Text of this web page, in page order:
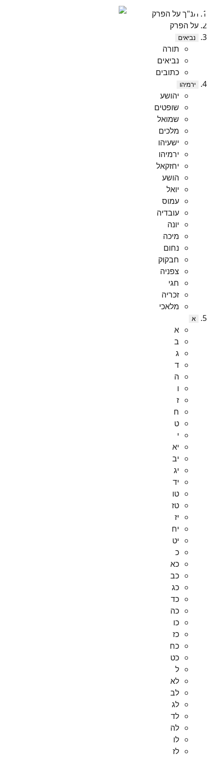
תנ"ך על הפרק
על הפרק
נביאים
תורה
נביאים
כתובים
ירמיהו
יהושע
שופטים
שמואל
מלכים
ישעיהו
ירמיהו
יחזקאל
הושע
יואל
עמוס
עובדיה
יונה
מיכה
נחום
חבקוק
צפניה
חגי
זכריה
מלאכי
א
א
ב
ג
ד
ה
ו
ז
ח
ט
י
יא
יב
יג
יד
טו
טז
יז
יח
יט
כ
כא
כב
כג
כד
כה
כו
כז
כח
כט
ל
לא
לב
לג
לד
לה
לו
לז